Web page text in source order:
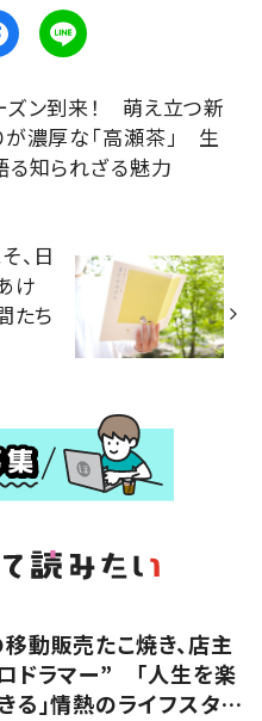
ズン到来！ 萌え立つ新
が濃厚な「高瀬茶」 生
る知られざる魅力
、日
け
たち
動販売たこ焼き、店主
ドラマー” 「人生を楽
る」情熱のライフスタイ